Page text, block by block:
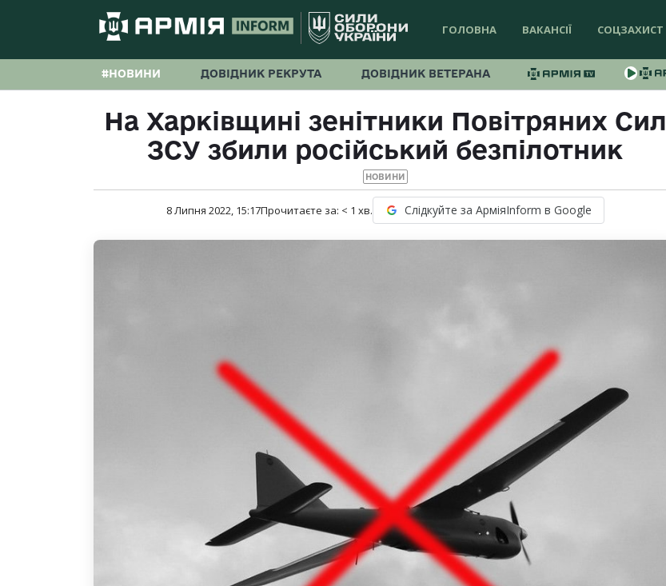
ГОЛОВНА ВАКАНСІЇ СОЦЗАХИСТ
#НОВИНИ ДОВІДНИК РЕКРУТА ДОВІДНИК ВЕТЕРАНА
На Харківщині зенітники Повітряних Сил
ЗСУ збили російський безпілотник
НОВИНИ
8 Липня 2022, 15:17Прочитаєте за: < 1 хв. Слідкуйте за АрміяInform в Google